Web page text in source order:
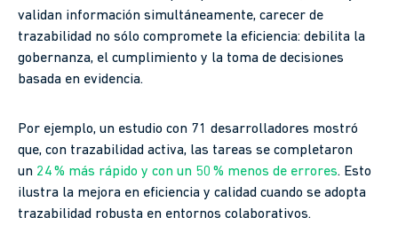
validan información simultáneamente, carecer de
trazabilidad no sólo compromete la eficiencia: debilita la
gobernanza, el cumplimiento y la toma de decisiones
basada en evidencia.
Por ejemplo, un estudio con 71 desarrolladores mostró
que, con trazabilidad activa, las tareas se completaron
un 24 % más rápido y con un 50 % menos de errores. Esto
ilustra la mejora en eficiencia y calidad cuando se adopta
trazabilidad robusta en entornos colaborativos.